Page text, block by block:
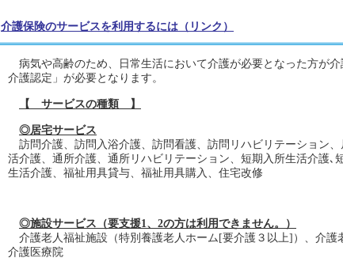
介護保険のサービスを利用するには（リンク）
病気や高齢のため、日常生活において介護が必要となった方が
介護認定」が必要となります。
【 サービスの種類 】
◎居宅サービス
訪問介護、訪問入浴介護、訪問看護、訪問リハビリテーション
活介護、通所介護、通所リハビリテーション、短期入所生活介護､
生活介護、福祉用具貸与、福祉用具購入、住宅改修
◎施設サービス（要支援1、2の方は利用できません。）
介護老人福祉施設（特別養護老人ホーム[要介護３以上]）、介護
介護医療院